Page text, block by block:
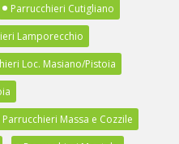
Parrucchieri Cutigliano
Lamporecchio
Loc. Masiano/Pistoia
Parrucchieri Massa e Cozzile